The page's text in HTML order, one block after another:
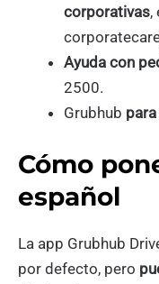
corporativas,
Ayuda con
2500.
Grubhub
Cómo
español
La app Grubhub
por defecto, pero